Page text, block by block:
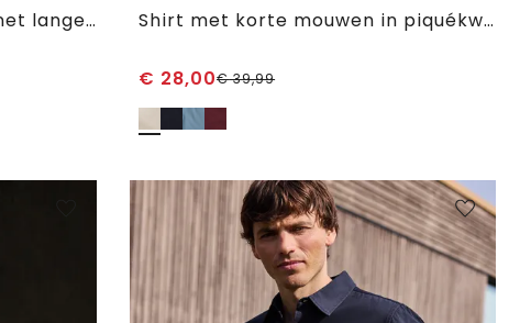
Overhemd van linnenmix met lange mouwen Shirt met korte mouwen in piquékwaliteit
€ 28,00€39,99